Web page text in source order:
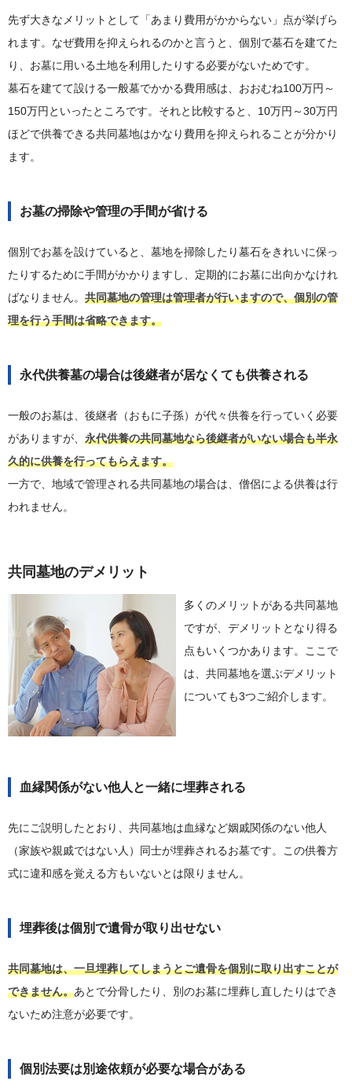
先ず大きなメリットとして「あまり費用がかからない」点が挙げら
れます。なぜ費用を抑えられるのかと言うと、個別で墓石を建てた
り、お墓に用いる土地を利用したりする必要がないためです。
墓石を建てて設ける一般墓でかかる費用感は、おおむね100万円～
150万円といったところです。それと比較すると、10万円～30万円
ほどで供養できる共同墓地はかなり費用を抑えられることが分かり
ます。
お墓の掃除や管理の手間が省ける
個別でお墓を設けていると、墓地を掃除したり墓石をきれいに保っ
たりするために手間がかかりますし、定期的にお墓に出向かなけれ
ばなりません。 共同墓地の管理は管理者が行いますので、個別の管
理を行う手間は省略できます。
永代供養墓の場合は後継者が居なくても供養される
一般のお墓は、後継者（おもに子孫）が代々供養を行っていく必要
がありますが、 永代供養の共同墓地なら後継者がいない場合も半永
久的に供養を行ってもらえます。
一方で、地域で管理される共同墓地の場合は、僧侶による供養は行
われません。
共同墓地のデメリット
多くのメリットがある共同墓地
ですが、デメリットとなり得る
点もいくつかあります。ここで
は、共同墓地を選ぶデメリット
についても3つご紹介します。
血縁関係がない他人と一緒に埋葬される
先にご説明したとおり、共同墓地は血縁など姻戚関係のない他人
（家族や親戚ではない人）同士が埋葬されるお墓です。この供養方
式に違和感を覚える方もいないとは限りません。
埋葬後は個別で遺骨が取り出せない
共同墓地は、一旦埋葬してしまうとご遺骨を個別に取り出すことが
できません。あとで分骨したり、別のお墓に埋葬し直したりはでき
ないため注意が必要です。
個別法要は別途依頼が必要な場合がある